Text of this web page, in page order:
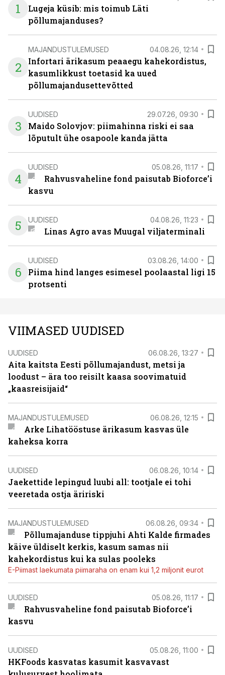
1
Lugeja küsib: mis toimub Läti
põllumajanduses?
2
MAJANDUSTULEMUSED 04.08.26, 12:14
Infortari ärikasum peaaegu kahekordistus,
kasumlikkust toetasid ka uued
põllumajandusettevõtted
3
UUDISED 29.07.26, 09:30
Maido Solovjov: piimahinna riski ei saa
lõputult ühe osapoole kanda jätta
4
UUDISED 05.08.26, 11:17
Rahvusvaheline fond paisutab Bioforce’i
kasvu
5 UUDISED 04.08.26, 11:23
Linas Agro avas Muugal viljaterminali
6
UUDISED 03.08.26, 14:00
Piima hind langes esimesel poolaastal ligi 15
protsenti
VIIMASED UUDISED
UUDISED 06.08.26, 13:27
Aita kaitsta Eesti põllumajandust, metsi ja
loodust – ära too reisilt kaasa soovimatuid
„kaasreisijaid“
MAJANDUSTULEMUSED 06.08.26, 12:15
Arke Lihatööstuse ärikasum kasvas üle
kaheksa korra
UUDISED 06.08.26, 10:14
Jaekettide lepingud luubi all: tootjale ei tohi
veeretada ostja äririski
MAJANDUSTULEMUSED 06.08.26, 09:34
Põllumajanduse tippjuhi Ahti Kalde firmades
käive üldiselt kerkis, kasum samas nii
kahekordistus kui ka sulas pooleks
E-Piimast laekumata piimaraha on enam kui 1,2 miljonit eurot
UUDISED 05.08.26, 11:17
Rahvusvaheline fond paisutab Bioforce’i
kasvu
UUDISED 05.08.26, 11:00
HKFoods kasvatas kasumit kasvavast